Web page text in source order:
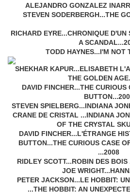
ALEJANDRO GONZALEZ
STEVEN SODERBERGH...THE
RICHARD EYRE...CHRONIQUE
A
TODD HAYNES...I'M NOT
SHEKHAR KAPUR...ELISABETH
THE GOLDEN
DAVID FINCHER...THE
STEVEN SPIELBERG...INDIANA
CRANE DE CRISTAL ...INDIANA
OF THE CRYSTAL
DAVID FINCHER...L'ÉTRANGE
BUTTON...THE CURIOUS CASE
...2008
RIDLEY SCOTT...ROBIN DES
JOE
PETER JACKSON...LE HOBBIT:
...THE HOBBIT: AN